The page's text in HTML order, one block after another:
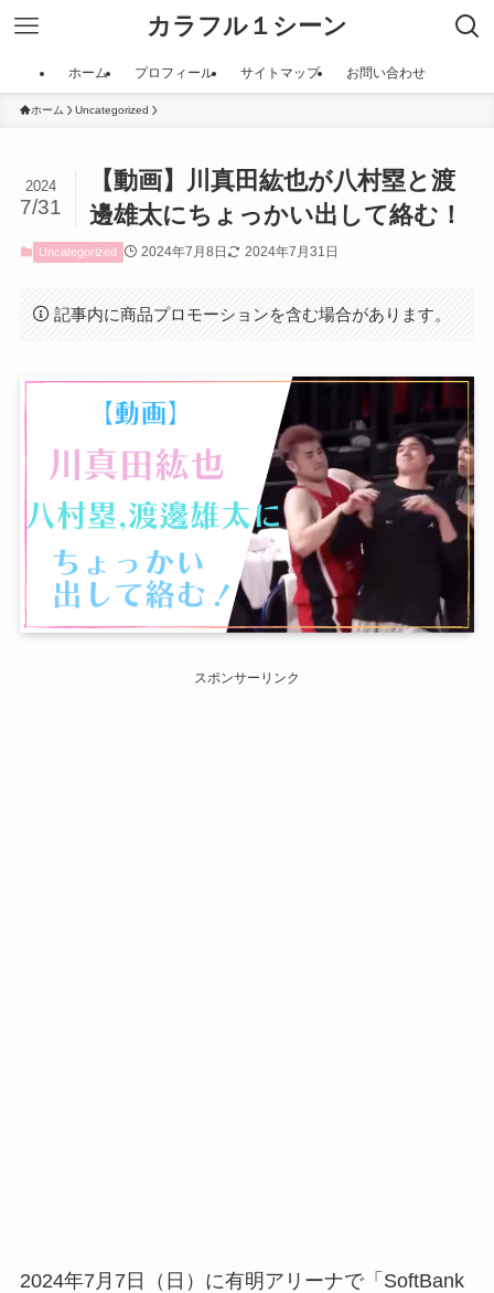
カラフル１シーン
ホーム プロフィール サイトマップ お問い合わせ
ホーム Uncategorized
【動画】川真田紘也が八村塁と渡
邊雄太にちょっかい出して絡む！
2024
7/31
Uncategorized 2024年7月8日 2024年7月31日
記事内に商品プロモーションを含む場合があります。
スポンサーリンク
2024年7月7日（日）に有明アリーナで「SoftBank